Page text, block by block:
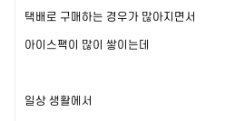
택배로 구매하는 경우가 많아지면서
아이스팩이 많이 쌓이는데
일상 생활에서